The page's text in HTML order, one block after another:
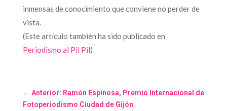
inmensas de conocimiento que conviene no perder de
vista.
(Este artículo también ha sido publicado en
Periodismo al Pil Pil)
← Anterior: Ramón Espinosa, Premio Internacional de
Fotoperiodismo Ciudad de Gijón